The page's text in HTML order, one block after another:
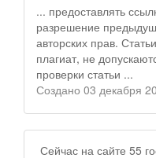
... предоставлять
разрешение
авторских прав.
плагиат, не
проверки статьи ...
Создано 03 декабря
Сейчас на сайте 55